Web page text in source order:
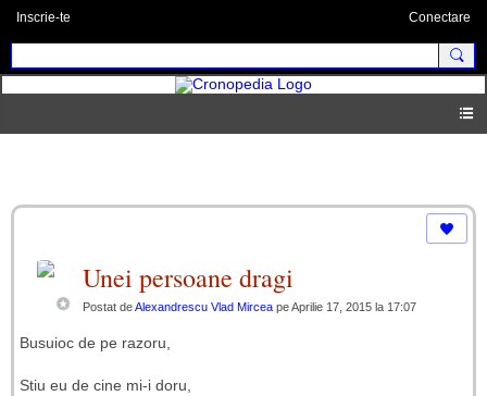
Inscrie-te Conectare
Unei persoane dragi
Postat deAlexandrescu Vlad Mircea pe Aprilie 17, 2015 la 17:07
Busuioc de pe razoru,
Stiu eu de cine mi-i doru,